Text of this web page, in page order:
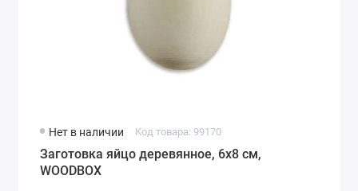
Нет в наличии Код товара: 99170
Заготовка яйцо деревянное, 6х8 см,
WOODBOX